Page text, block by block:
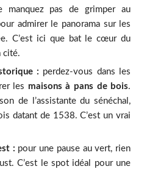
manquez pas de grimper au
admirer le panorama sur les
C’est ici que bat le cœur du
cité.
: perdez-vous dans les
les maisons à pans de bois.
de l’assistante du sénéchal,
datant de 1538. C’est un vrai
: pour une pause au vert, rien
C’est le spot idéal pour une